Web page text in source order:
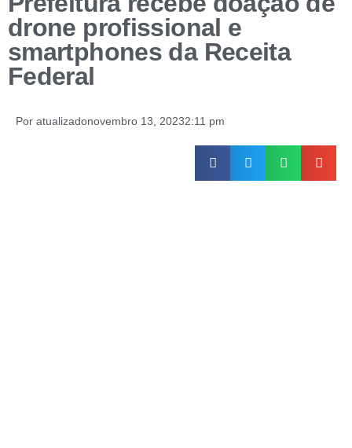
drone profissional e
smartphones da Receita
Federal
Por atualizadonovembro 13, 20232:11 pm